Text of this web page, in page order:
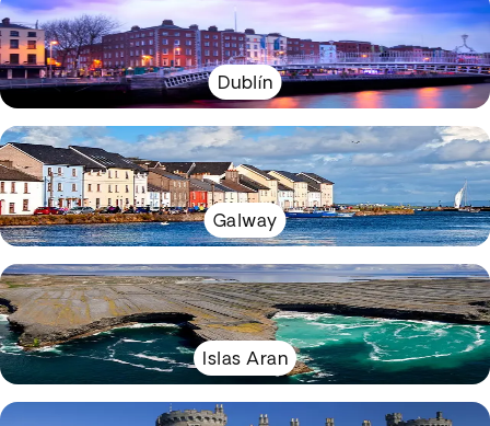
Dublín
Galway
Islas Aran